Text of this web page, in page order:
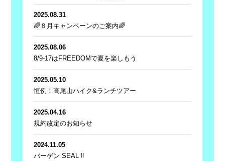
2025.08.31
🌈８月キャンペーンのご案内🌈
2025.08.06
8/9-17はFREEDOMで夏を楽しもう
2025.05.10
恒例！高尾山ハイク&ランチツアー
2025.04.16
規約改定のお知らせ
2024.11.05
バーゲン SEAL ‼